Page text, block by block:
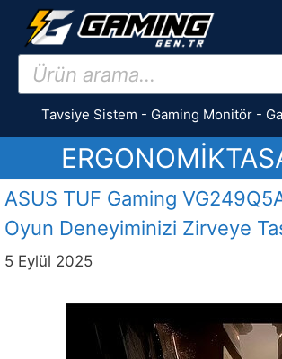
İçeriğe
Products
search
Tavsiye Sistem - Gaming Monitör -
ASUS TUF Gaming
Oyun Deneyiminizi Zirveye
5 Eylül 2025